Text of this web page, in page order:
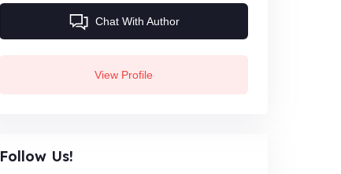
Chat With Author
View Profile
Follow Us!